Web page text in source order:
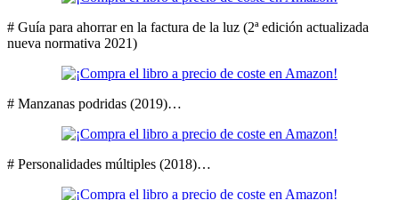
# Guía para ahorrar en la factura de la luz (2ª edición actualizada
nueva normativa 2021)
# Manzanas podridas (2019)…
# Personalidades múltiples (2018)…